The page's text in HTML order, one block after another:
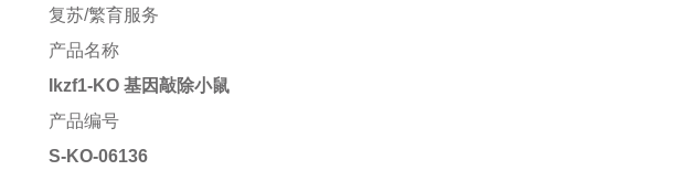
复苏/繁育服务
产品名称
Ikzf1-KO 基因敲除小鼠
产品编号
S-KO-06136